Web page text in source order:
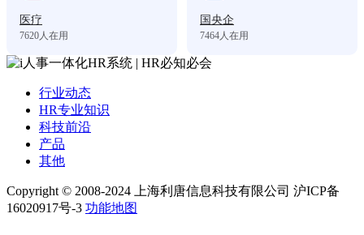
医疗
7620人在用
国央企
7464人在用
行业动态
HR专业知识
科技前沿
产品
其他
Copyright © 2008-2024 上海利唐信息科技有限公司 沪ICP备
16020917号-3 功能地图